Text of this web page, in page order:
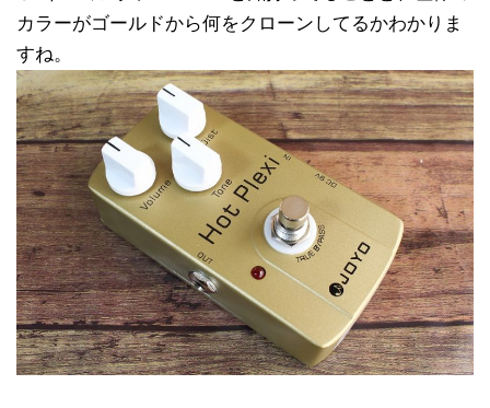
カラーがゴールドから何をクローンしてるかわかりま
すね。